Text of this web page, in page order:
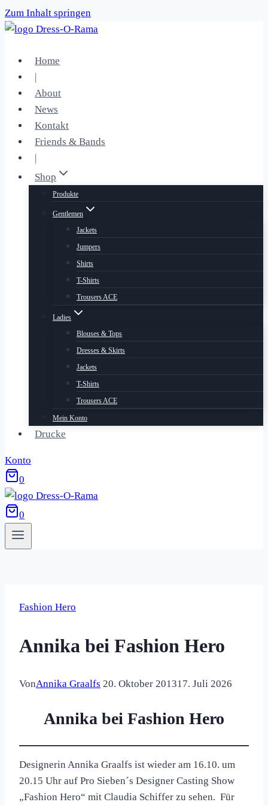
Zum Inhalt springen
Home
|
About
News
Kontakt
Friends & Bands
|
Shop
Produkte
Gentlemen
Jackets
Jumpers
Shirts
T-Shirts
Trousers ACE
Ladies
Blouses & Tops
Dresses & Skirts
Jackets
T-Shirts
Trousers ACE
Mein Konto
Drucke
Konto
0
0
Fashion Hero
Annika bei Fashion Hero
VonAnnika Graalfs 20. Oktober 201317. Juli 2026
Annika bei Fashion Hero
Designerin Annika Graalfs ist wieder am 16.10. um
20.15 Uhr auf Pro Sieben´s Designer Casting Show
„Fashion Hero“ mit Claudia Schiffer zu sehen. Für